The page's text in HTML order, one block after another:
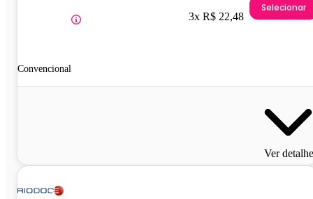
Convencional
3x R$ 22,48
Selecionar
Ver